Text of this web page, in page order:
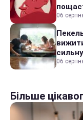
06
06
Більше